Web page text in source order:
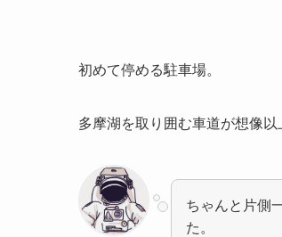
初めて停める駐車場。
多摩湖を取り囲む車道が想像以
ちゃんと片側
た。